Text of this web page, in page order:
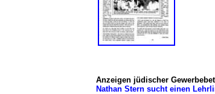
Anzeigen jüdischer
Nathan Stern sucht einen